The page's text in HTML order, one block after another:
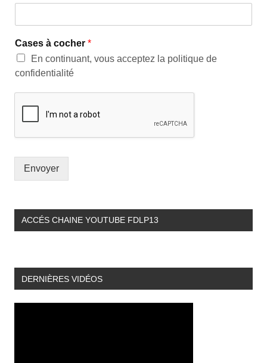
Cases à cocher *
En continuant, vous acceptez la politique de
confidentialité
Envoyer
ACCÉS CHAINE YOUTUBE FDLP13
DERNIÈRES VIDÉOS